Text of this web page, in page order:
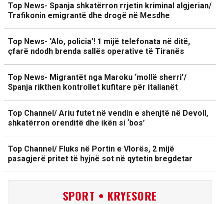
Top News- Spanja shkatërron rrjetin kriminal algjerian/
Trafikonin emigrantë dhe drogë në Mesdhe
Top News- ‘Alo, policia’! 1 mijë telefonata në ditë,
çfarë ndodh brenda sallës operative të Tiranës
Top News- Migrantët nga Maroku ‘mollë sherri’/
Spanja rikthen kontrollet kufitare për italianët
Top Channel/ Ariu futet në vendin e shenjtë në Devoll,
shkatërron orenditë dhe ikën si ‘bos’
Top Channel/ Fluks në Portin e Vlorës, 2 mijë
pasagjerë pritet të hyjnë sot në qytetin bregdetar
SPORT • KRYESORE